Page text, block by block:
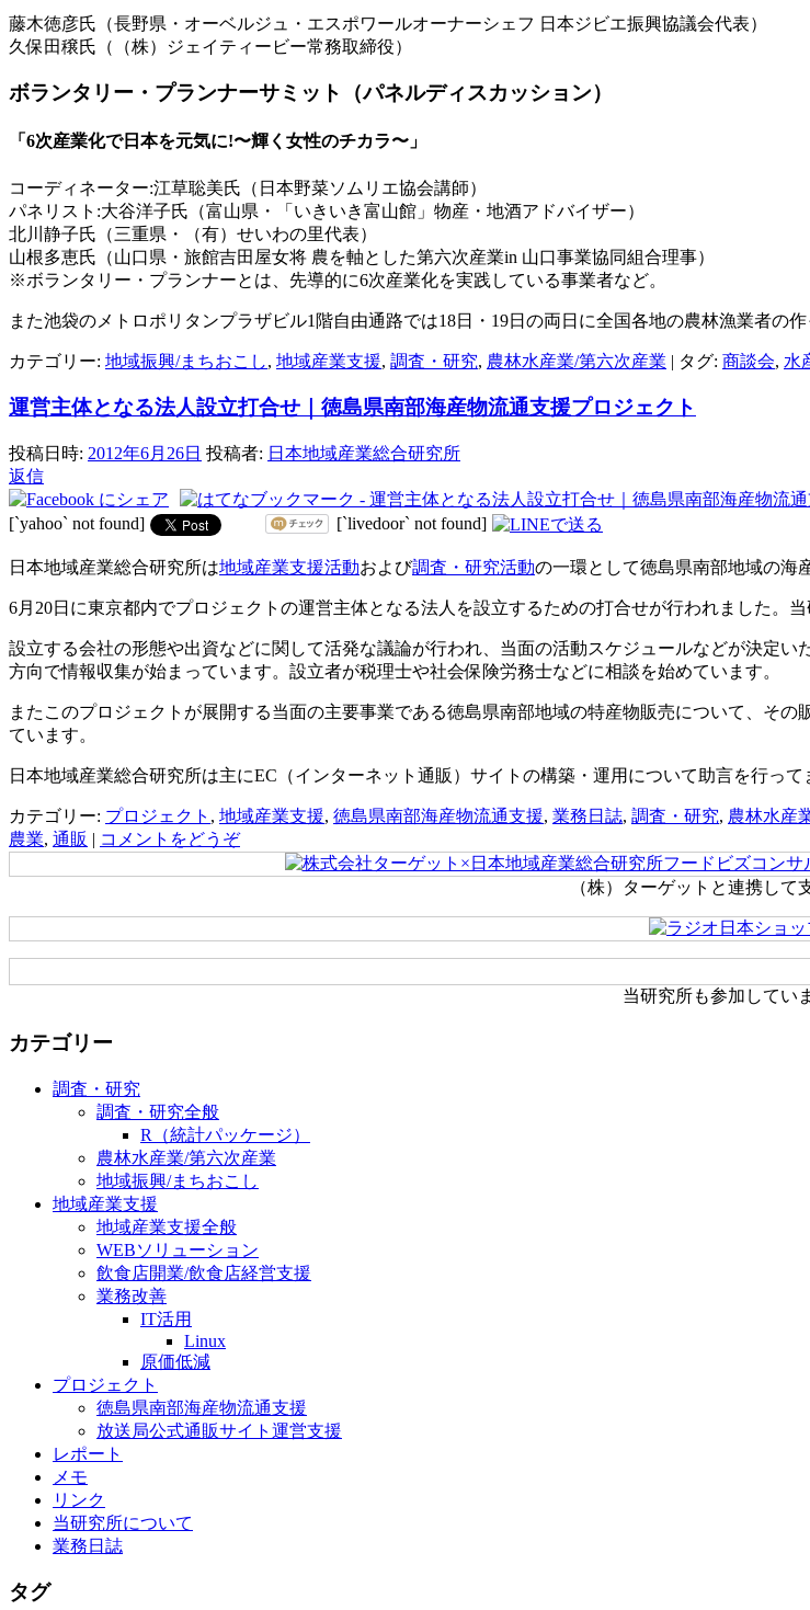
藤木徳彦氏（長野県・オーベルジュ・エスポワールオーナーシェフ 日本ジビエ振興協議会代表）
久保田穣氏（（株）ジェイティービー常務取締役）
ボランタリー・プランナーサミット（パネルディスカッション）
「6次産業化で日本を元気に!〜輝く女性のチカラ〜」
コーディネーター:江草聡美氏（日本野菜ソムリエ協会講師）
パネリスト:大谷洋子氏（富山県・「いきいき富山館」物産・地酒アドバイザー）
北川静子氏（三重県・（有）せいわの里代表）
山根多恵氏（山口県・旅館吉田屋女将 農を軸とした第六次産業in 山口事業協同組合理事）
※ボランタリー・プランナーとは、先導的に6次産業化を実践している事業者など。
また池袋のメトロポリタンプラザビル1階自由通路では18日・19日の両日に全国各地の農林漁業者の
カテゴリー: 地域振興/まちおこし, 地域産業支援, 調査・研究, 農林水産業/第六次産業 | タグ: 商談会, 水
運営主体となる法人設立打合せ｜徳島県南部海産物流通支援プロジェクト
投稿日時: 2012年6月26日 投稿者: 日本地域産業総合研究所
返信
[`yahoo` not found]
[`livedoor` not found]
日本地域産業総合研究所は地域産業支援活動および調査・研究活動の一環として徳島県南部地域の海
6月20日に東京都内でプロジェクトの運営主体となる法人を設立するための打合せが行われました。
設立する会社の形態や出資などに関して活発な議論が行われ、当面の活動スケジュールなどが決定
方向で情報収集が始まっています。設立者が税理士や社会保険労務士などに相談を始めています。
またこのプロジェクトが展開する当面の主要事業である徳島県南部地域の特産物販売について、そ
ています。
日本地域産業総合研究所は主にEC（インターネット通販）サイトの構築・運用について助言を行っ
カテゴリー: プロジェクト , 地域産業支援, 徳島県南部海産物流通支援, 業務日誌, 調査・研究, 農林水産
農業, 通販 | コメントをどうぞ
（株）ターゲットと連携して
当研究所も参加してい
カテゴリー
調査・研究
調査・研究全般
R（統計パッケージ）
農林水産業/第六次産業
地域振興/まちおこし
地域産業支援
地域産業支援全般
WEBソリューション
飲食店開業/飲食店経営支援
業務改善
IT活用
Linux
原価低減
プロジェクト
徳島県南部海産物流通支援
放送局公式通販サイト運営支援
レポート
メモ
リンク
当研究所について
業務日誌
タグ